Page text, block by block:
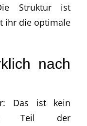
Struktur ist
ihr die optimale
nach
Das ist kein
Teil der